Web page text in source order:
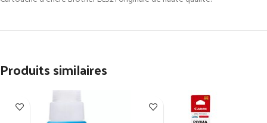
Produits similaires